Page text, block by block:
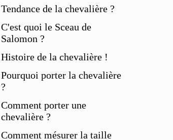
Tendance de la chevalière ?
C'est quoi le Sceau de
Salomon ?
Histoire de la chevalière !
Pourquoi porter la chevalière
?
Comment porter une
chevalière ?
Comment mésurer la taille